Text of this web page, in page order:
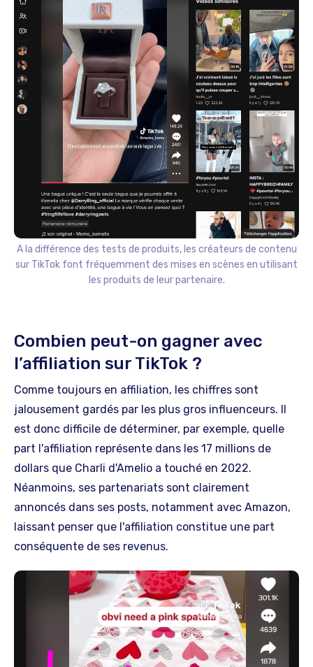
A la différence des tests de produits, les créateurs de contenu
sur TikTok font fréquemment des mises en scènes en utilisant
les produits de leur partenaire.
Combien peut-on gagner avec
l’affiliation sur TikTok ?
Comme toujours en affiliation, les chiffres sont
jalousement gardés par les plus gros influenceurs. Il
est donc difficile de déterminer, par exemple, quelle
part l'affiliation représente dans les 17 millions de
dollars que Charli d'Amelio a touché en 2022.
Néanmoins, ses partenariats sont clairement
annoncés dans ses posts, notamment avec Amazon,
laissant penser que l'affiliation constitue une part
conséquente de ses revenus.